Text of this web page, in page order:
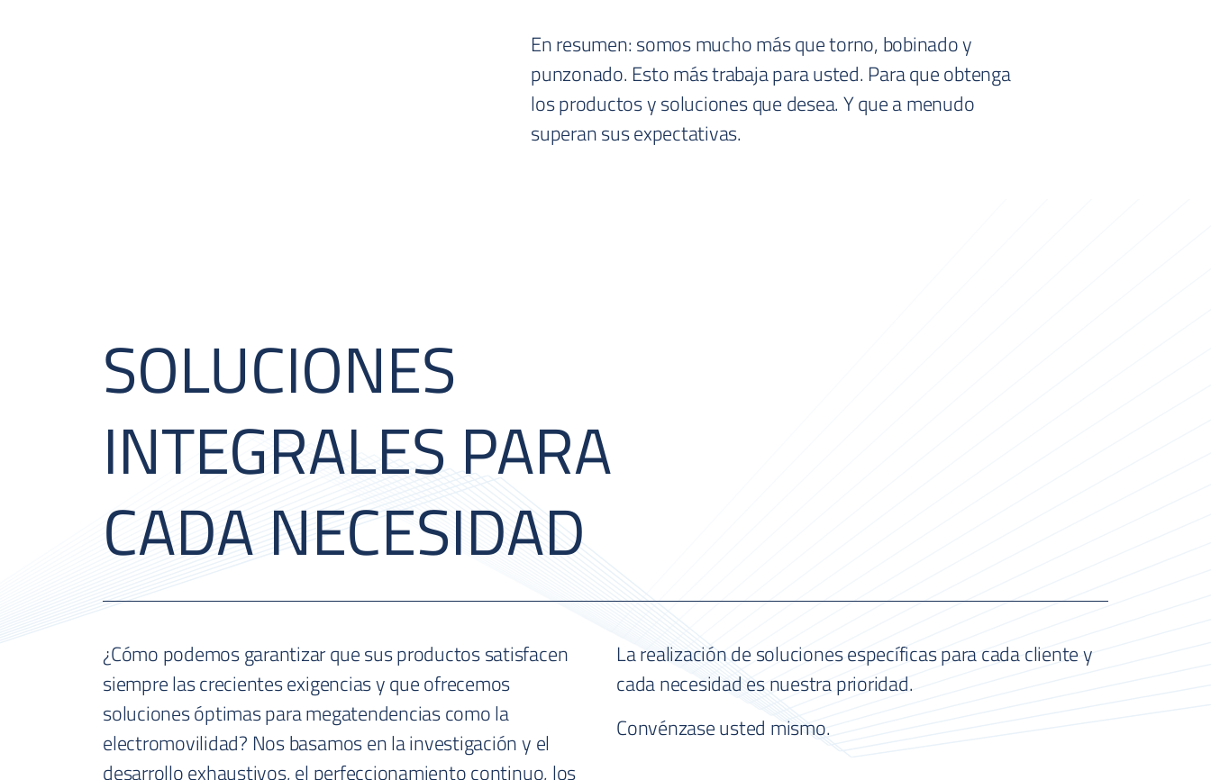
En resumen: somos mucho más que torno, bobinado y
punzonado. Esto más trabaja para usted. Para que obtenga
los productos y soluciones que desea. Y que a menudo
superan sus expectativas.
SOLUCIONES
INTEGRALES PARA
CADA NECESIDAD
¿Cómo podemos garantizar que sus productos satisfacen
siempre las crecientes exigencias y que ofrecemos
soluciones óptimas para megatendencias como la
electromovilidad? Nos basamos en la investigación y el
desarrollo exhaustivos, el perfeccionamiento continuo, los
La realización de soluciones específicas para cada cliente y
cada necesidad es nuestra prioridad.
Convénzase usted mismo.